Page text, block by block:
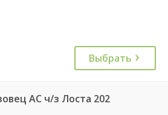
Выбрать
АС ч/з Лоста 202